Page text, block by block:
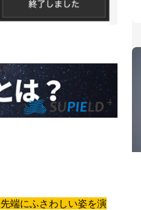
端にふさわしい姿を演